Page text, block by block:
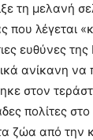
τη μελανή
που λέγεται
ευθύνες
ανίκανη να
στον
πολίτες
ζώα από την